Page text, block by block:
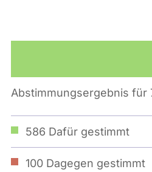
Abstimmungsergebnis für
586 Dafür gestimmt
100 Dagegen gestimmt